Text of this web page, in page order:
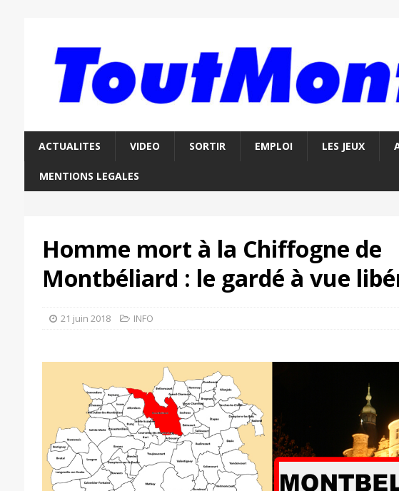
ACTUALITES VIDEO SORTIR EMPLOI LES JEUX
MENTIONS LEGALES
Homme mort à la Chiffogne de
Montbéliard : le gardé à vue
21 juin 2018 INFO